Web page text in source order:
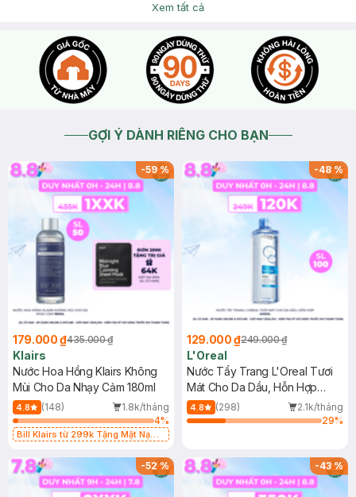
Xem tất cả
GỢI Ý DÀNH RIÊNG CHO BẠN
-59%
179.000 ₫435.000 ₫
Klairs
Nước Hoa Hồng Klairs Không
Mùi Cho Da Nhạy Cảm 180ml
4.8 (148)
1.8k/tháng
4%
Bill Klairs từ 299k Tặng Mặt Nạ
25ml (SL Có Hạn)
-48%
129.000 ₫249.000 ₫
L'Oreal
Nước Tẩy Trang L'Oreal Tươi
Mát Cho Da Dầu, Hỗn Hợp
400ml
4.8 (298)
2.1k/tháng
29%
-52% -43%